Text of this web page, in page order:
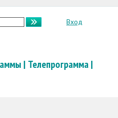
Вход
| Телепрограмма|